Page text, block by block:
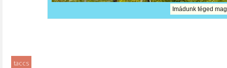
Imádunk téged
taccs